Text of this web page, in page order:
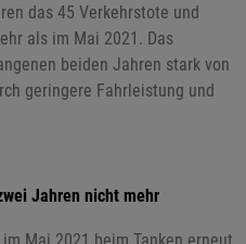
das 45 Verkehrstote und
als im Mai 2021. Das
beiden Jahren stark von
geringere Fahrleistung und
Jahren nicht mehr